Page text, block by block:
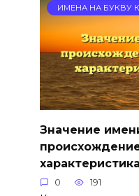
ИМЕНА НА БУКВУ К
Значение
0 191